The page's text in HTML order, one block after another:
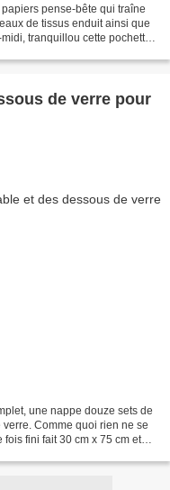
pense-bête qui traîne
de tissus enduit ainsi que
tranquillou cette pochette
de verre pour
une nappe douze sets de
Comme quoi rien ne se
fini fait 30 cm x 75 cm et